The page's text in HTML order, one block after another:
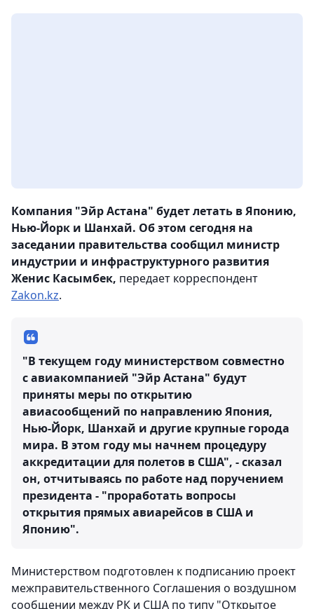
Компания "Эйр Астана" будет летать в Японию,
Нью-Йорк и Шанхай. Об этом сегодня на
заседании правительства сообщил министр
индустрии и инфраструктурного развития
Женис Касымбек, передает корреспондент
Zakon.kz.
"В текущем году министерством совместно
с авиакомпанией "Эйр Астана" будут
приняты меры по открытию
авиасообщений по направлению Япония,
Нью-Йорк, Шанхай и другие крупные города
мира. В этом году мы начнем процедуру
аккредитации для полетов в США", - сказал
он, отчитываясь по работе над поручением
президента - "проработать вопросы
открытия прямых авиарейсов в США и
Японию".
Министерством подготовлен к подписанию проект
межправительственного Соглашения о воздушном
сообщении между РК и США по типу "Открытое